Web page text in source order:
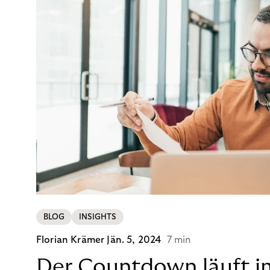
BLOG INSIGHTS
Florian Krämer Jän. 5, 2024 7 min